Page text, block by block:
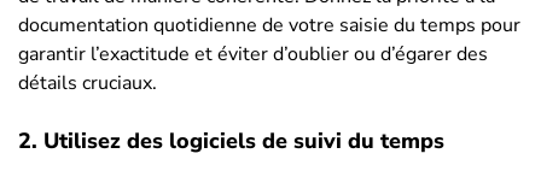
documentation quotidienne de votre saisie du temps pour
garantir l’exactitude et éviter d’oublier ou d’égarer des
détails cruciaux.
2. Utilisez des logiciels de suivi du temps